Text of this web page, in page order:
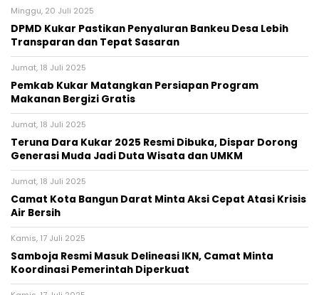
Minggu, 20 Juli 2025
DPMD Kukar Pastikan Penyaluran Bankeu Desa Lebih
Transparan dan Tepat Sasaran
Jumat, 18 Juli 2025
Pemkab Kukar Matangkan Persiapan Program
Makanan Bergizi Gratis
Jumat, 18 Juli 2025
Teruna Dara Kukar 2025 Resmi Dibuka, Dispar Dorong
Generasi Muda Jadi Duta Wisata dan UMKM
Jumat, 18 Juli 2025
Camat Kota Bangun Darat Minta Aksi Cepat Atasi Krisis
Air Bersih
Kamis, 17 Juli 2025
Samboja Resmi Masuk Delineasi IKN, Camat Minta
Koordinasi Pemerintah Diperkuat